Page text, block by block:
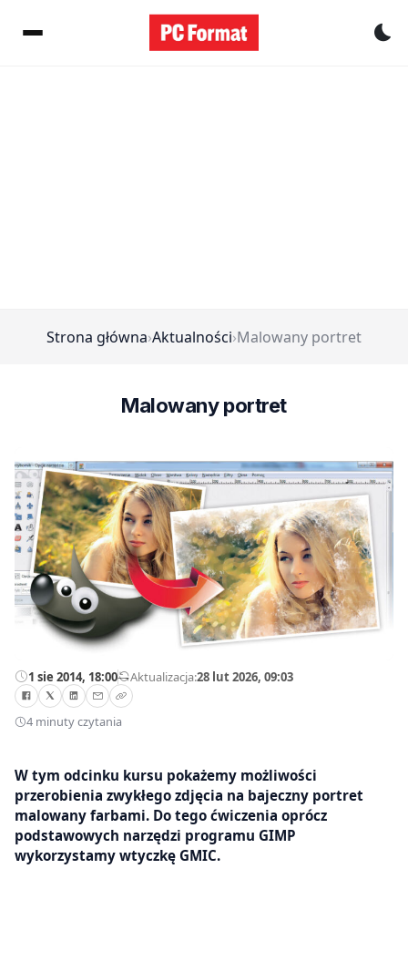
Strona główna›Aktualności›Malowany portret
Malowany portret
1 sie 2014, 18:00—Aktualizacja:28 lut 2026, 09:03
4 minuty czytania
W tym odcinku kursu pokażemy możliwości
przerobienia zwykłego zdjęcia na bajeczny portret
malowany farbami. Do tego ćwiczenia oprócz
podstawowych narzędzi programu GIMP
wykorzystamy wtyczkę GMIC.